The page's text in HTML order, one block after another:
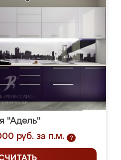
"Адель"
руб. за п.м.
?